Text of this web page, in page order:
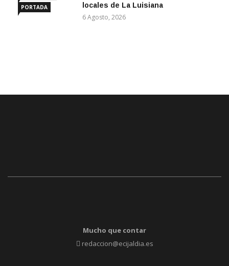
PORTADA
locales de La Luisiana
6 Agosto, 2026
Mucho que contar
redaccion@ecijaldia.es